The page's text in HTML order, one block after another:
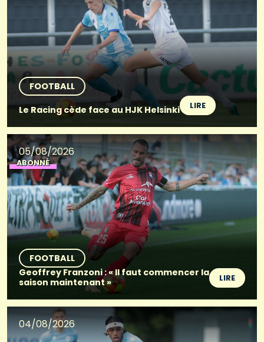
FOOTBALL
Le Racing cède face au HJK Helsinki
LIRE
05/08/2026
ABONNÉ
FOOTBALL
Geoffrey Franzoni : « Il faut commencer la
saison maintenant »
LIRE
04/08/2026